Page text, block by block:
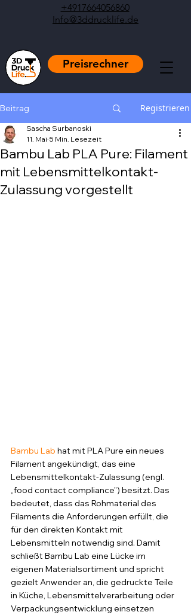
+4917664056860
Info@3ddrucklife.de
Preisrechner
Beitrag Registrieren
Bambu Lab PLA Pure: Filament
mit Lebensmittelkontakt-
Zulassung vorgestellt
Sascha Surbanoski
11. Mai 5 Min. Lesezeit
Bambu Lab hat mit PLA Pure ein neues
Filament angekündigt, das eine
Lebensmittelkontakt-Zulassung (engl.
„food contact compliance") besitzt. Das
bedeutet, dass das Rohmaterial des
Filaments die Anforderungen erfüllt, die
für den direkten Kontakt mit
Lebensmitteln notwendig sind. Damit
schließt Bambu Lab eine Lücke im
eigenen Materialsortiment und spricht
gezielt Anwender an, die gedruckte Teile
in Küche, Lebensmittelverarbeitung oder
Verpackungsentwicklung einsetzen